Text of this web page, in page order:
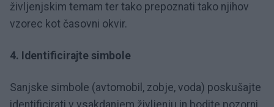
življenjskim temam ter tako prepoznati tako njihov
vzorec kot časovni okvir.
4. Identificirajte simbole
Sanjske simbole (avtomobil, zobje, voda) poskušajte